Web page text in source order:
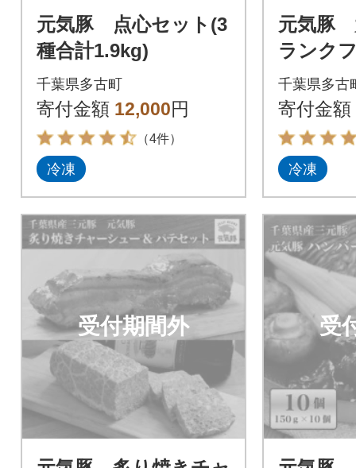
元気豚 点心セット(3
種合計1.9kg)
千葉県多古町
寄付金額 12,000円
（4件）
冷凍
元気豚
ランク
ト
千葉県多古
寄付金額
冷凍
受付期間外 受